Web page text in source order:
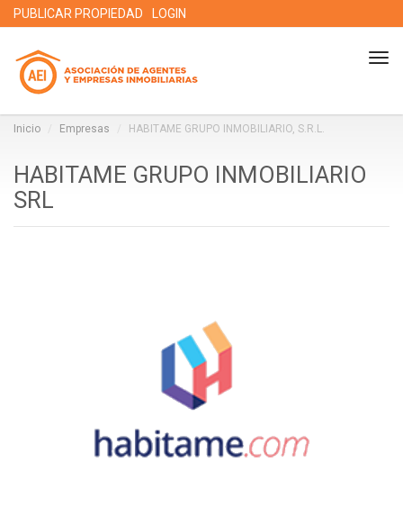
PUBLICAR PROPIEDAD LOGIN
Inicio Empresas HABITAME GRUPO INMOBILIARIO, S.R.L.
HABITAME GRUPO INMOBILIARIO
SRL